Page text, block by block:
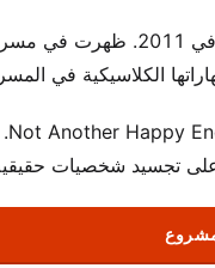
بعيدًا عن التلفزيون،
الكلاسيكية في